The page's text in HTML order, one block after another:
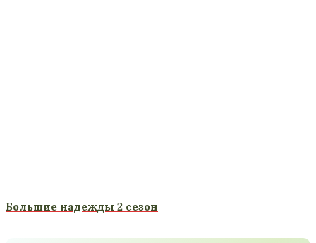
Большие надежды 2 сезон